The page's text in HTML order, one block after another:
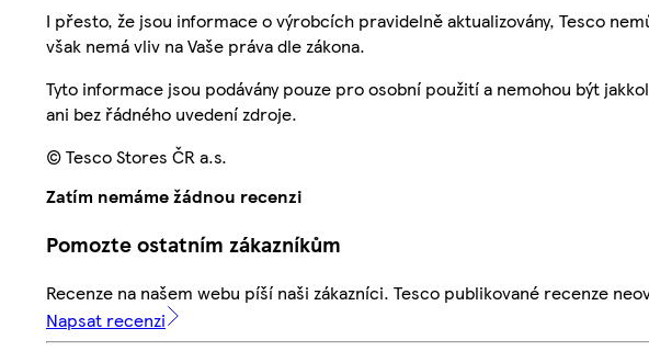
I přesto, že jsou informace o výrobcích pravidelně aktualizovány, Tesco
však nemá vliv na Vaše práva dle zákona.
Tyto informace jsou podávány pouze pro osobní použití a nemohou být
ani bez řádného uvedení zdroje.
© Tesco Stores ČR a.s.
Zatím nemáme žádnou recenzi
Pomozte ostatním zákazníkům
Recenze na našem webu píší naši zákazníci. Tesco publikované recenze
Napsat recenzi